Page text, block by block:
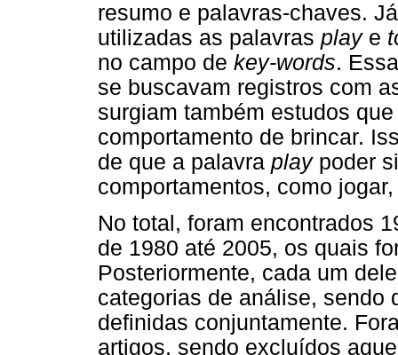
resumo e palavras-chaves.
utilizadas as palavras playe
no campo de key-words.
se buscavam registros com
surgiam também estudos
comportamento de brincar.
de que a palavra playpoder
comportamentos, como
No total, foram encontrados
de 1980 até 2005, os quais
Posteriormente, cada um
categorias de análise, sendo
definidas conjuntamente.
artigos, sendo excluídos